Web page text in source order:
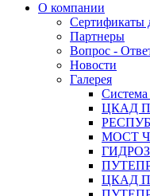
О компании
Сертификаты
Партнеры
Вопрос -
Новости
Галерея
ЦКАД
МОСТ
ЦКАД